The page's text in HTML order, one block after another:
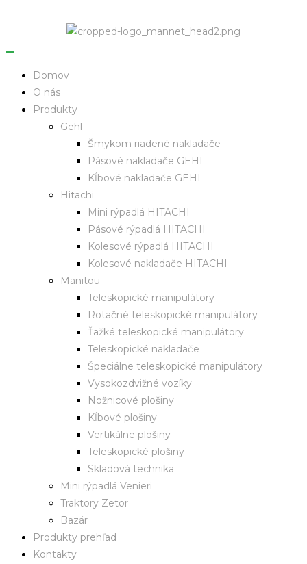
Domov
O nás
Produkty
Gehl
Šmykom riadené nakladače
Pásové nakladače GEHL
Kĺbové nakladače GEHL
Hitachi
Mini rýpadlá HITACHI
Pásové rýpadlá HITACHI
Kolesové rýpadlá HITACHI
Kolesové nakladače HITACHI
Manitou
Teleskopické manipulátory
Rotačné teleskopické manipulátory
Ťažké teleskopické manipulátory
Teleskopické nakladače
Špeciálne teleskopické manipulátory
Vysokozdvižné vozíky
Nožnicové plošiny
Kĺbové plošiny
Vertikálne plošiny
Teleskopické plošiny
Skladová technika
Mini rýpadlá Venieri
Traktory Zetor
Bazár
Produkty prehľad
Kontakty